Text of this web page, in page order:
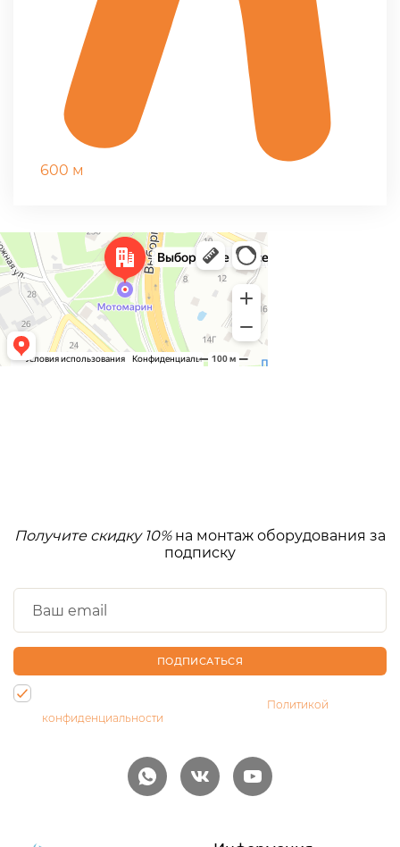
600 м
Получите скидку 10%на монтаж оборудования за
подписку
ПОДПИСАТЬСЯ
Политикой
конфиденциальности